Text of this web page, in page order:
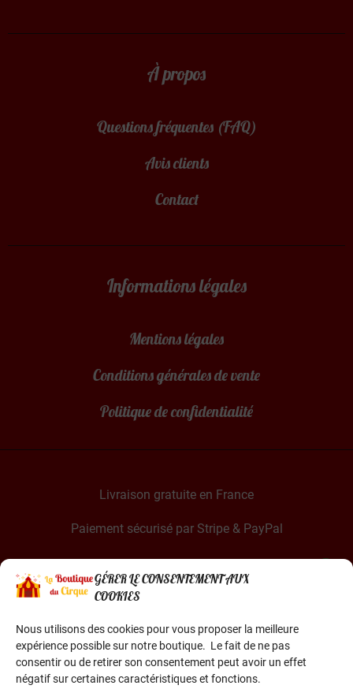
GÉRER LE CONSENTEMENT AUX
COOKIES
Nous utilisons des cookies pour vous proposer la meilleure
expérience possible sur notre boutique. Le fait de ne pas
consentir ou de retirer son consentement peut avoir un effet
négatif sur certaines caractéristiques et fonctions.
À propos
Questions fréquentes (FAQ)
Avis clients
Contact
Informations légales
Mentions légales
Conditions générales de vente
Politique de confidentialité
Livraison gratuite en France
Paiement sécurisé par Stripe & PayPal
La Boutique du Cirque est une entreprise française
Basée dans le sud de la France